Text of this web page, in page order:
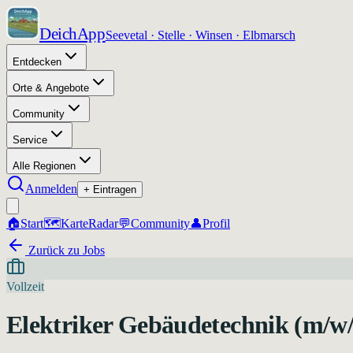
DeichAppSeevetal · Stelle · Winsen · Elbmarsch
Entdecken
Orte & Angebote
Community
Service
Alle Regionen
Anmelden + Eintragen
🏠Start🗺️KarteRadar💬Community👤Profil
Zurück zu Jobs
Vollzeit
Elektriker Gebäudetechnik (m/